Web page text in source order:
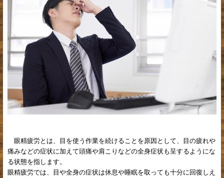
眼精疲労とは、目を使う作業を続けることを原因として、目の疲れや
痛みなどの症状に加えて頭痛や肩こりなどの全身症状も呈するようにな
る状態を指します。
眼精疲労では、目や全身の症状は休息や睡眠を取っても十分に回復しえ